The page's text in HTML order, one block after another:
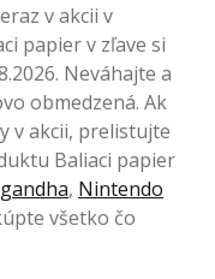
v akcii v
papier v zľave si
Neváhajte a
obmedzená. Ak
v akcii, prelistujte
Baliaci papier
, Nintendo
všetko čo